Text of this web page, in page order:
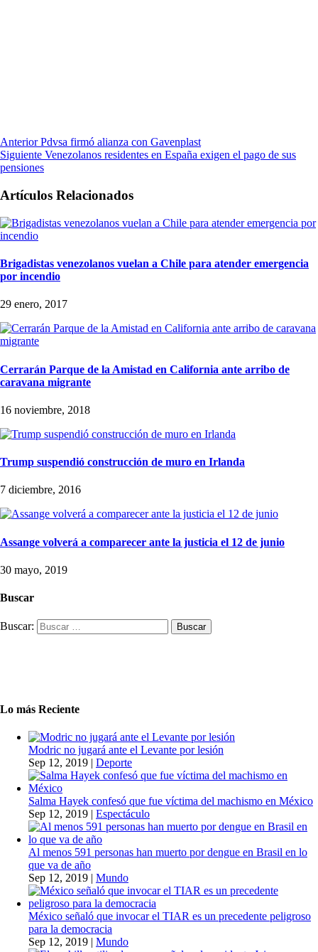
Anterior Pdvsa firmó alianza con Gavenplast
Siguiente Venezolanos residentes en España exigen el pago de sus
pensiones
Artículos Relacionados
Brigadistas venezolanos vuelan a Chile para atender emergencia
por incendio
29 enero, 2017
Cerrarán Parque de la Amistad en California ante arribo de
caravana migrante
16 noviembre, 2018
Trump suspendió construcción de muro en Irlanda
7 diciembre, 2016
Assange volverá a comparecer ante la justicia el 12 de junio
30 mayo, 2019
Buscar
Buscar:
Lo más Reciente
Modric no jugará ante el Levante por lesión
Sep 12, 2019 | Deporte
Salma Hayek confesó que fue víctima del machismo en México
Sep 12, 2019 | Espectáculo
Al menos 591 personas han muerto por dengue en Brasil en lo
que va de año
Sep 12, 2019 | Mundo
México señaló que invocar el TIAR es un precedente peligroso
para la democracia
Sep 12, 2019 | Mundo